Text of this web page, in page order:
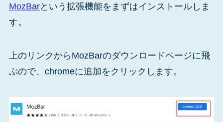
MozBarという拡張機能をまずはインストールしま
す。
上のリンクからMozBarのダウンロードページに飛
ぶので、chromeに追加をクリックします。